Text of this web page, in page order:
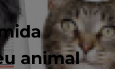
animal